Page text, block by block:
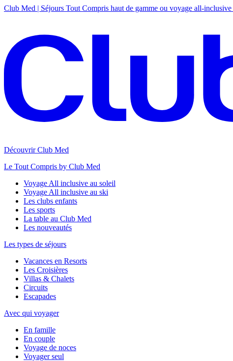
Club Med | Séjours Tout Compris haut de gamme ou voyage all-inclusive
Découvrir Club Med
Le Tout Compris by Club Med
Voyage All inclusive au soleil
Voyage All inclusive au ski
Les clubs enfants
Les sports
La table au Club Med
Les nouveautés
Les types de séjours
Vacances en Resorts
Les Croisières
Villas & Chalets
Circuits
Escapades
Avec qui voyager
En famille
En couple
Voyage de noces
Voyager seul